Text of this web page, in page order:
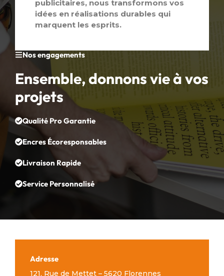
Nos engagements
Ensemble, donnons vie à vos
projets
Qualité Pro Garantie
Encres Écoresponsables
Livraison Rapide
Service Personnalisé
publicitaires, nous transformons vos
idées en réalisations durables qui
marquent les esprits.
Adresse
121, Rue de Mettet – 5620 Florennes